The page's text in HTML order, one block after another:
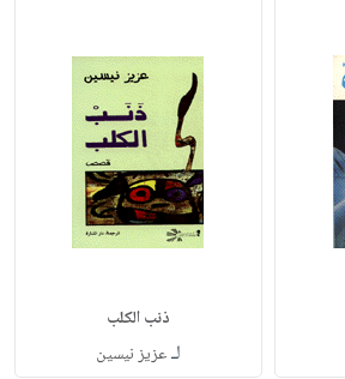
ذنب الكلب
لـعزيز نيسين